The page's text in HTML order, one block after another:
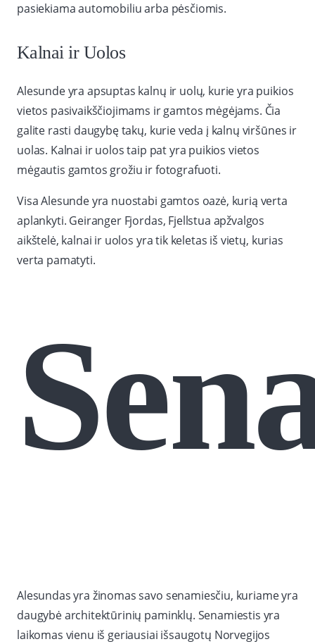
pasiekiama automobiliu arba pėsčiomis.
Kalnai ir Uolos
Alesunde yra apsuptas kalnų ir uolų, kurie yra puikios
vietos pasivaikščiojimams ir gamtos mėgėjams. Čia
galite rasti daugybę takų, kurie veda į kalnų viršūnes ir
uolas. Kalnai ir uolos taip pat yra puikios vietos
mėgautis gamtos grožiu ir fotografuoti.
Visa Alesunde yra nuostabi gamtos oazė, kurią verta
aplankyti. Geiranger Fjordas, Fjellstua apžvalgos
aikštelė, kalnai ir uolos yra tik keletas iš vietų, kurias
verta pamatyti.
Alesundas yra žinomas savo senamiesčiu, kuriame yra
daugybė architektūrinių paminklų. Senamiestis yra
laikomas vienu iš geriausiai išsaugotų Norvegijos